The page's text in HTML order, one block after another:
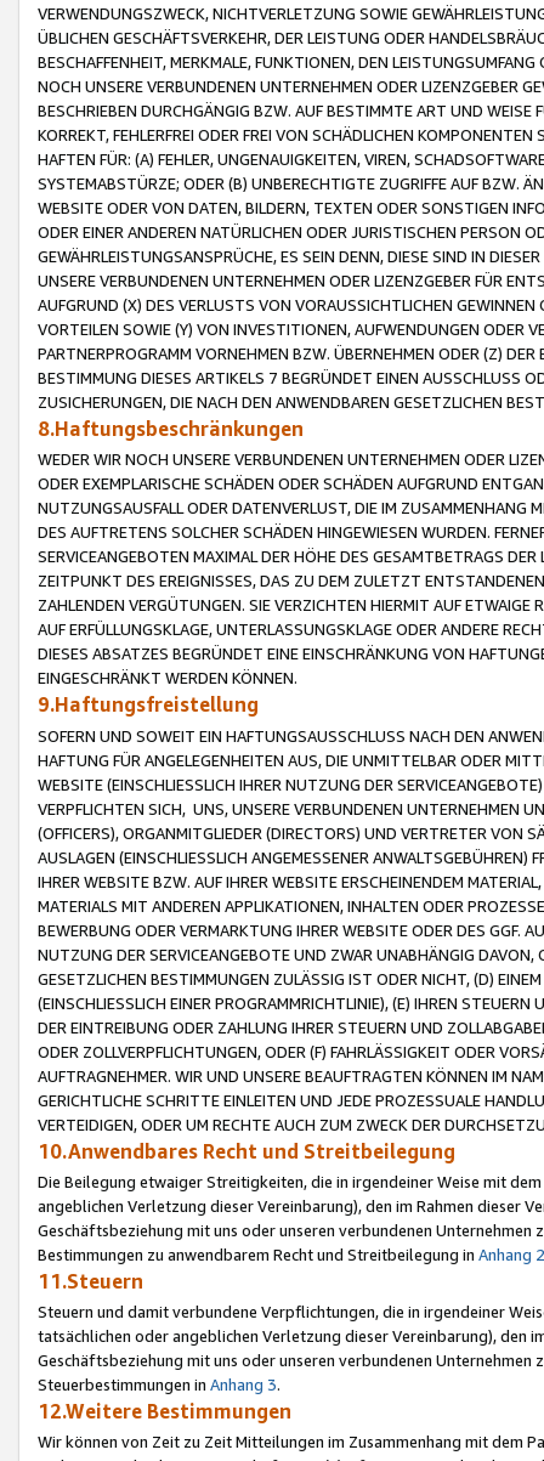
VERWENDUNGSZWECK, NICHTVERLETZUNG SOWIE
ÜBLICHEN GESCHÄFTSVERKEHR, DER LEISTUNG ODER
BESCHAFFENHEIT, MERKMALE, FUNKTIONEN, DEN
NOCH UNSERE VERBUNDENEN UNTERNEHMEN ODER LIZENZGEBER
BESCHRIEBEN DURCHGÄNGIG BZW. AUF BESTIMMTE ART UND
KORREKT, FEHLERFREI ODER FREI VON SCHÄDLICHEN
HAFTEN FÜR: (A) FEHLER, UNGENAUIGKEITEN, VIREN,
SYSTEMABSTÜRZE; ODER (B) UNBERECHTIGTE ZUGRIFFE AUF BZW.
WEBSITE ODER VON DATEN, BILDERN, TEXTEN ODER SONSTIGEN
ODER EINER ANDEREN NATÜRLICHEN ODER JURISTISCHEN PERSON
GEWÄHRLEISTUNGSANSPRÜCHE, ES SEIN DENN, DIESE SIND IN
UNSERE VERBUNDENEN UNTERNEHMEN ODER LIZENZGEBER FÜR
AUFGRUND (X) DES VERLUSTS VON VORAUSSICHTLICHEN
VORTEILEN SOWIE (Y) VON INVESTITIONEN, AUFWENDUNGEN ODER
PARTNERPROGRAMM VORNEHMEN BZW. ÜBERNEHMEN ODER (Z)
BESTIMMUNG DIESES ARTIKELS 7 BEGRÜNDET EINEN AUSSCHLUSS
ZUSICHERUNGEN, DIE NACH DEN ANWENDBAREN GESETZLICHEN
8.Haftungsbeschränkungen
WEDER WIR NOCH UNSERE VERBUNDENEN UNTERNEHMEN ODER
ODER EXEMPLARISCHE SCHÄDEN ODER SCHÄDEN AUFGRUND
NUTZUNGSAUSFALL ODER DATENVERLUST, DIE IM ZUSAMMENHANG
DES AUFTRETENS SOLCHER SCHÄDEN HINGEWIESEN WURDEN.
SERVICEANGEBOTEN MAXIMAL DER HÖHE DES GESAMTBETRAGS
ZEITPUNKT DES EREIGNISSES, DAS ZU DEM ZULETZT
ZAHLENDEN VERGÜTUNGEN. SIE VERZICHTEN HIERMIT AUF
AUF ERFÜLLUNGSKLAGE, UNTERLASSUNGSKLAGE ODER ANDERE
DIESES ABSATZES BEGRÜNDET EINE EINSCHRÄNKUNG VON
EINGESCHRÄNKT WERDEN KÖNNEN.
9.Haftungsfreistellung
SOFERN UND SOWEIT EIN HAFTUNGSAUSSCHLUSS NACH DEN
HAFTUNG FÜR ANGELEGENHEITEN AUS, DIE UNMITTELBAR ODER
WEBSITE (EINSCHLIESSLICH IHRER NUTZUNG DER
VERPFLICHTEN SICH, UNS, UNSERE VERBUNDENEN UNTERNEHMEN
(OFFICERS), ORGANMITGLIEDER (DIRECTORS) UND VERTRETER VON
AUSLAGEN (EINSCHLIESSLICH ANGEMESSENER
IHRER WEBSITE BZW. AUF IHRER WEBSITE ERSCHEINENDEM
MATERIALS MIT ANDEREN APPLIKATIONEN, INHALTEN ODER
BEWERBUNG ODER VERMARKTUNG IHRER WEBSITE ODER DES GGF.
NUTZUNG DER SERVICEANGEBOTE UND ZWAR UNABHÄNGIG
GESETZLICHEN BESTIMMUNGEN ZULÄSSIG IST ODER NICHT, (D)
(EINSCHLIESSLICH EINER PROGRAMMRICHTLINIE), (E) IHREN
DER EINTREIBUNG ODER ZAHLUNG IHRER STEUERN UND
ODER ZOLLVERPFLICHTUNGEN, ODER (F) FAHRLÄSSIGKEIT ODER
AUFTRAGNEHMER. WIR UND UNSERE BEAUFTRAGTEN KÖNNEN IM
GERICHTLICHE SCHRITTE EINLEITEN UND JEDE PROZESSUALE
VERTEIDIGEN, ODER UM RECHTE AUCH ZUM ZWECK DER
10.Anwendbares Recht und Streitbeilegung
Die Beilegung etwaiger Streitigkeiten, die in irgendeiner Weise mit
angeblichen Verletzung dieser Vereinbarung), den im Rahmen dieser
Geschäftsbeziehung mit uns oder unseren verbundenen
Bestimmungen zu anwendbarem Recht und Streitbeilegung in Anhang 2
11.Steuern
Steuern und damit verbundene Verpflichtungen, die in irgendeiner
tatsächlichen oder angeblichen Verletzung dieser Vereinbarung), den
Geschäftsbeziehung mit uns oder unseren verbundenen
Steuerbestimmungen in Anhang 3.
12.Weitere Bestimmungen
Wir können von Zeit zu Zeit Mitteilungen im Zusammenhang mit dem